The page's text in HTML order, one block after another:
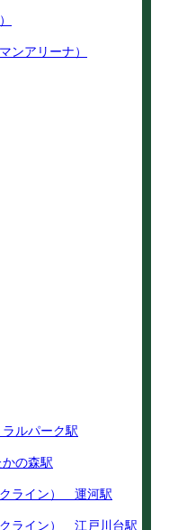
ンアリーナ）
ルパーク駅
の森駅
ライン） 運河駅
ライン） 江戸川台駅